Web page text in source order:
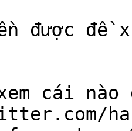
được
xem cái